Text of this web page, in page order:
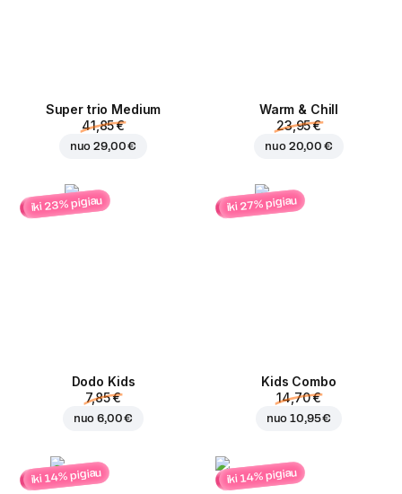
Super trio Medium
41,85 €
nuo29,00 €
Warm & Chill
23,95 €
nuo 20,00 €
iki 23% pigiau
Dodo Kids
7,85 €
nuo6,00 €
iki 27% pigiau
Kids Combo
14,70 €
nuo10,95 €
iki 14% pigiau iki 14% pigiau